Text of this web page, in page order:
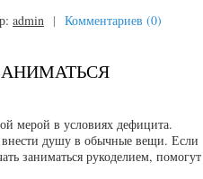
admin | Комментариев (0)
мерой в условиях дефицита.
внести душу в обычные вещи. Если
заниматься рукоделием, помогут